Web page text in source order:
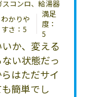
コンロ、給湯器
わかりや
すさ：5
満足
度：
5
か、変える
い状態だっ
はただサイ
簡単でし